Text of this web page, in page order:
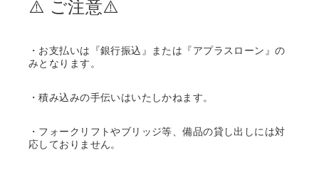
⚠️ ご注意⚠️
・お支払いは『銀行振込』または『アプラスローン』の
みとなります。
・積み込みの手伝いはいたしかねます。
・フォークリフトやブリッジ等、備品の貸し出しには対
応しておりません。